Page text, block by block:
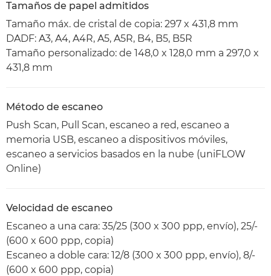
Tamaños de papel admitidos
Tamaño máx. de cristal de copia: 297 x 431,8 mm
DADF: A3, A4, A4R, A5, A5R, B4, B5, B5R
Tamaño personalizado: de 148,0 x 128,0 mm a 297,0 x
431,8 mm
Método de escaneo
Push Scan, Pull Scan, escaneo a red, escaneo a
memoria USB, escaneo a dispositivos móviles,
escaneo a servicios basados en la nube (uniFLOW
Online)
Velocidad de escaneo
Escaneo a una cara: 35/25 (300 x 300 ppp, envío), 25/-
(600 x 600 ppp, copia)
Escaneo a doble cara: 12/8 (300 x 300 ppp, envío), 8/-
(600 x 600 ppp, copia)